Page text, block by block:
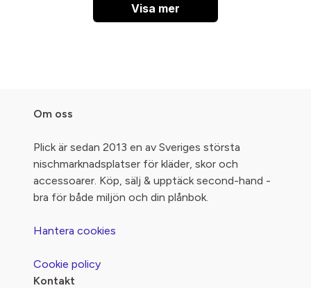
Visa mer
Om oss
Plick är sedan 2013 en av Sveriges största
nischmarknadsplatser för kläder, skor och
accessoarer. Köp, sälj & upptäck second-hand -
bra för både miljön och din plånbok.
Hantera cookies
Cookie policy
Kontakt